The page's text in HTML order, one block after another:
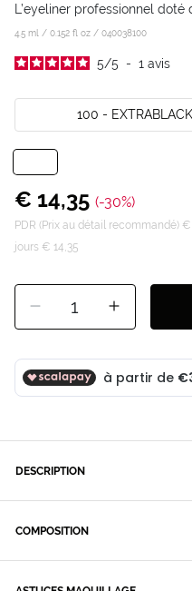
L’eyeliner professionnel doté
4.5 ml / 0.152 fl oz / 040038100
5/5 - 1 avis
100 - EXTRABLACK
€ 14,35 (-30%)
PDR (Prix au détail recommandé)
jours € 14,35
1
DESCRIPTION
COMPOSITION